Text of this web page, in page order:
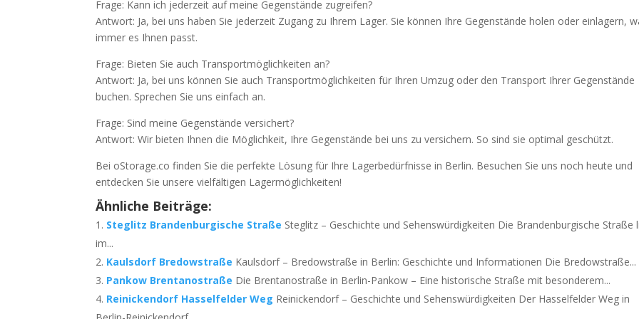
Frage: Kann ich jederzeit auf meine Gegenstände zugreifen?
Antwort: Ja, bei uns haben Sie jederzeit Zugang zu Ihrem Lager. Sie können Ihre Gegenstände holen oder einlagern,
immer es Ihnen passt.
Frage: Bieten Sie auch Transportmöglichkeiten an?
Antwort: Ja, bei uns können Sie auch Transportmöglichkeiten für Ihren Umzug oder den Transport Ihrer Gegenstände
buchen. Sprechen Sie uns einfach an.
Frage: Sind meine Gegenstände versichert?
Antwort: Wir bieten Ihnen die Möglichkeit, Ihre Gegenstände bei uns zu versichern. So sind sie optimal geschützt.
Bei oStorage.co finden Sie die perfekte Lösung für Ihre Lagerbedürfnisse in Berlin. Besuchen Sie uns noch heute und
entdecken Sie unsere vielfältigen Lagermöglichkeiten!
Ähnliche Beiträge:
Steglitz Brandenburgische Straße Steglitz – Geschichte und Sehenswürdigkeiten Die Brandenburgische Straße
im...
Kaulsdorf Bredowstraße Kaulsdorf – Bredowstraße in Berlin: Geschichte und Informationen Die Bredowstraße...
Pankow Brentanostraße Die Brentanostraße in Berlin-Pankow – Eine historische Straße mit besonderem...
Reinickendorf Hasselfelder Weg Reinickendorf – Geschichte und Sehenswürdigkeiten Der Hasselfelder Weg in